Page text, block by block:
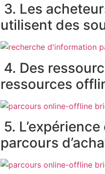
3. Les
utilisent des
4. Des
ressources
5.
parcours